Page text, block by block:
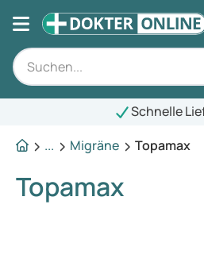
Schnelle Lieferung
...
Migräne Topamax
Topamax